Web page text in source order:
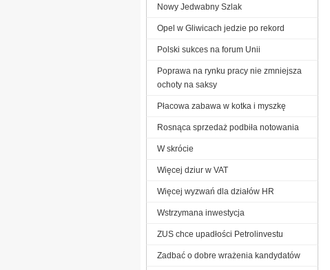
Nowy Jedwabny Szlak
Opel w Gliwicach jedzie po rekord
Polski sukces na forum Unii
Poprawa na rynku pracy nie zmniejsza
ochoty na saksy
Płacowa zabawa w kotka i myszkę
Rosnąca sprzedaż podbiła notowania
W skrócie
Więcej dziur w VAT
Więcej wyzwań dla działów HR
Wstrzymana inwestycja
ZUS chce upadłości Petrolinvestu
Zadbać o dobre wrażenia kandydatów